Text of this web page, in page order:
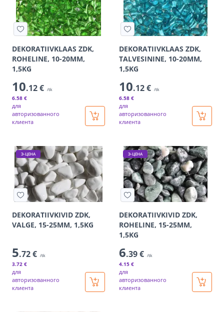
DEKORATIIVKLAAS ZDK,
ROHELINE, 10-20MM,
1,5KG
10.12 € /tk
6.58 €
для
авторизованного
клиента
DEKORATIIVKLAAS ZDK,
TALVESININE, 10-20MM,
1,5KG
10.12 € /tk
6.58 €
для
авторизованного
клиента
Э-ЦЕНА
DEKORATIIVKIVID ZDK,
VALGE, 15-25MM, 1,5KG
5.72 € /tk
3.72 €
для
авторизованного
клиента
Э-ЦЕНА
DEKORATIIVKIVID ZDK,
ROHELINE, 15-25MM,
1,5KG
6.39 € /tk
4.15 €
для
авторизованного
клиента